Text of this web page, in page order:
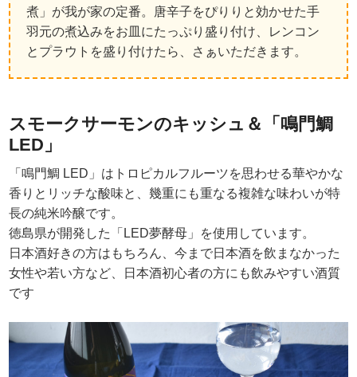
煮」が我が家の定番。唐辛子をぴりりと効かせた手
羽元の煮込みをお皿にたっぷり盛り付け、レンコン
とプラウトを盛り付けたら、さぁいただきます。
スモークサーモンのキッシュ＆「鳴門鯛
LED」
「鳴門鯛 LED」はトロピカルフルーツを思わせる華やかな
香りとリッチな酸味と、幾重にも重なる複雑な味わいが特
長の純米吟醸です。
徳島県が開発した「LED夢酵母」を使用しています。
日本酒好きの方はもちろん、今まで日本酒を飲まなかった
女性や若い方など、日本酒初心者の方にも飲みやすい酒質
です